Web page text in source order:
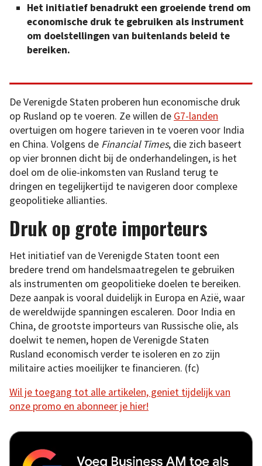
Het initiatief benadrukt een groeiende trend om
economische druk te gebruiken als instrument
om doelstellingen van buitenlands beleid te
bereiken.
De Verenigde Staten proberen hun economische druk
op Rusland op te voeren. Ze willen de G7-landen
overtuigen om hogere tarieven in te voeren voor India
en China. Volgens de Financial Times, die zich baseert
op vier bronnen dicht bij de onderhandelingen, is het
doel om de olie-inkomsten van Rusland terug te
dringen en tegelijkertijd te navigeren door complexe
geopolitieke allianties.
Druk op grote importeurs
Het initiatief van de Verenigde Staten toont een
bredere trend om handelsmaatregelen te gebruiken
als instrumenten om geopolitieke doelen te bereiken.
Deze aanpak is vooral duidelijk in Europa en Azië, waar
de wereldwijde spanningen escaleren. Door India en
China, de grootste importeurs van Russische olie, als
doelwit te nemen, hopen de Verenigde Staten
Rusland economisch verder te isoleren en zo zijn
militaire acties moeilijker te financieren. (fc)
Wil je toegang tot alle artikelen, geniet tijdelijk van
onze promo en abonneer je hier!